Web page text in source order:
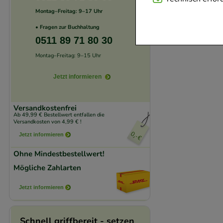
Website
verzichtet werden
Montag–Freitag: 9–17 Uhr
• Fragen zur Buchhaltung
0511 89 71 80 30
Montag–Freitag: 9–15 Uhr
Jetzt informieren
Versandkostenfrei
Ab 49,99 € Bestellwert entfallen die
Versandkosten von 4,99 € !
Jetzt informieren
Ohne Mindestbestellwert!
Mögliche Zahlarten
Jetzt informieren